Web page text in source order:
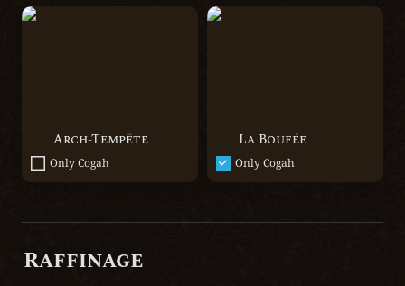
Arch-Tempête
Arch-Tempête
Only Cogah
La Boufée
La Boufée
Only Cogah
Raffinage